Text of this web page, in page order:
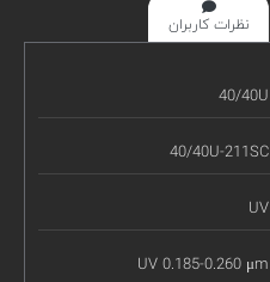
نظرات کاربران
40/40U
40/40U-211SC
UV
UV 0.185-0.260 μm